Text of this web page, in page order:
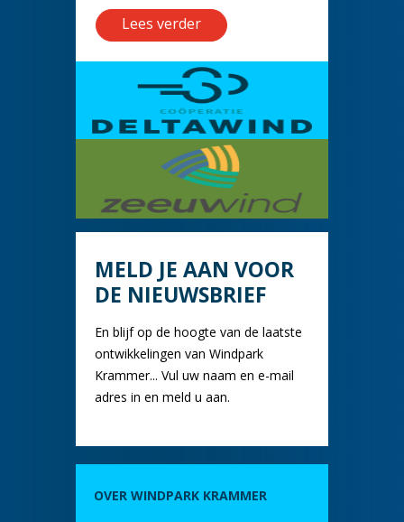
Lees verder
MELD JE AAN VOOR
DE NIEUWSBRIEF
En blijf op de hoogte van de laatste
ontwikkelingen van Windpark
Krammer... Vul uw naam en e-mail
adres in en meld u aan.
OVER WINDPARK KRAMMER